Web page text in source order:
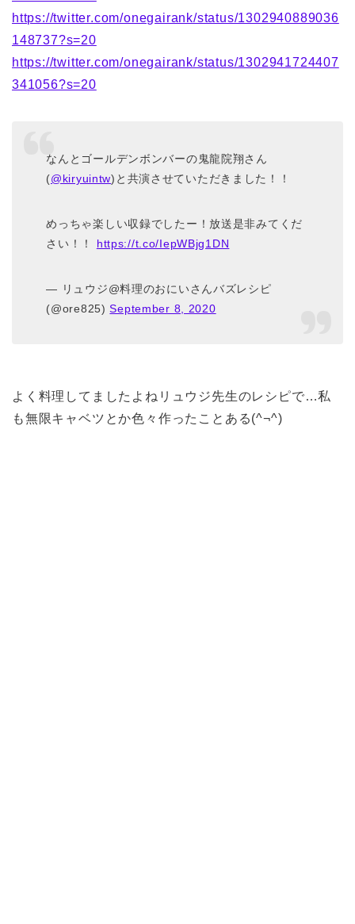
https://twitter.com/onegairank/status/1302940889036
148737?s=20
https://twitter.com/onegairank/status/1302941724407
341056?s=20
なんとゴールデンボンバーの鬼龍院翔さん
(@kiryuintw)と共演させていただきました！！
めっちゃ楽しい収録でしたー！放送是非みてくだ
さい！！ https://t.co/IepWBjg1DN
— リュウジ@料理のおにいさんバズレシピ
(@ore825)September 8, 2020
よく料理してましたよねリュウジ先生のレシピで…私
も無限キャベツとか色々作ったことある(^¬^)